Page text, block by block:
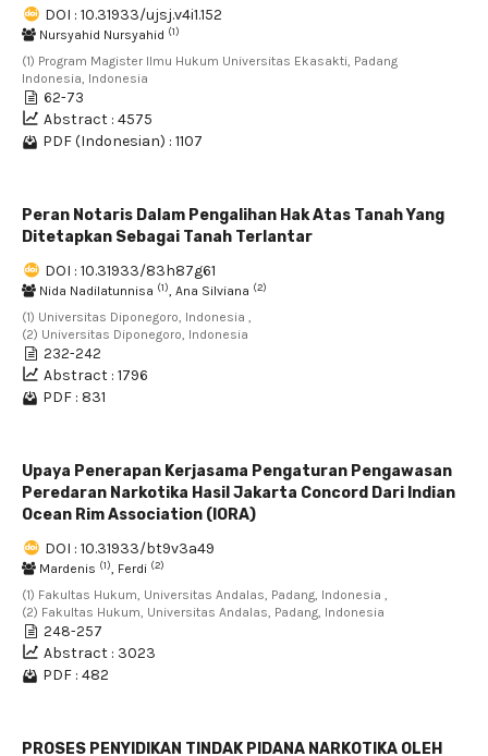
DOI : 10.31933/ujsj.v4i1.152
Nursyahid Nursyahid (1)
(1) Program Magister Ilmu Hukum Universitas Ekasakti, Padang
Indonesia, Indonesia
62-73
Abstract : 4575
PDF (Indonesian) : 1107
Peran Notaris Dalam Pengalihan Hak Atas Tanah Yang
Ditetapkan Sebagai Tanah Terlantar
DOI : 10.31933/83h87g61
Nida Nadilatunnisa (1), Ana Silviana (2)
(1) Universitas Diponegoro, Indonesia ,
(2) Universitas Diponegoro, Indonesia
232-242
Abstract : 1796
PDF : 831
Upaya Penerapan Kerjasama Pengaturan Pengawasan
Peredaran Narkotika Hasil Jakarta Concord Dari Indian
Ocean Rim Association (IORA)
DOI : 10.31933/bt9v3a49
Mardenis (1), Ferdi (2)
(1) Fakultas Hukum, Universitas Andalas, Padang, Indonesia ,
(2) Fakultas Hukum, Universitas Andalas, Padang, Indonesia
248-257
Abstract : 3023
PDF : 482
PROSES PENYIDIKAN TINDAK PIDANA NARKOTIKA OLEH